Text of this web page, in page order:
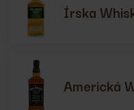
Írska
Americká